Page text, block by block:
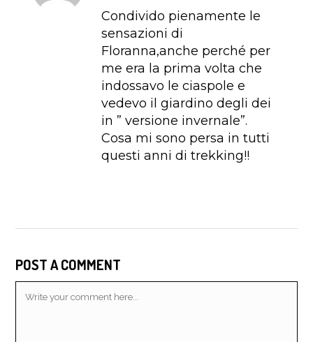
Condivido pienamente le
sensazioni di
Floranna,anche perché per
me era la prima volta che
indossavo le ciaspole e
vedevo il giardino degli dei
in ” versione invernale”.
Cosa mi sono persa in tutti
questi anni di trekking!!
POST A COMMENT